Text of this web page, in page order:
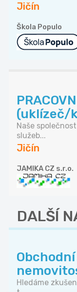
Jičín
Škola Populo
(uklízeč/
Naše
služeb...
Jičín
JAMIKA CZ s.r.o.
DALŠÍ
Hledáme